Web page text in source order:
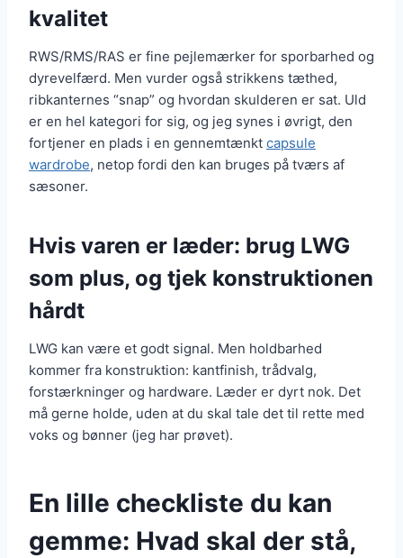
kvalitet
RWS/RMS/RAS er fine pejlemærker for sporbarhed og
dyrevelfærd. Men vurder også strikkens tæthed,
ribkanternes “snap” og hvordan skulderen er sat. Uld
er en hel kategori for sig, og jeg synes i øvrigt, den
fortjener en plads i en gennemtænkt capsule
wardrobe, netop fordi den kan bruges på tværs af
sæsoner.
Hvis varen er læder: brug LWG
som plus, og tjek konstruktionen
hårdt
LWG kan være et godt signal. Men holdbarhed
kommer fra konstruktion: kantfinish, trådvalg,
forstærkninger og hardware. Læder er dyrt nok. Det
må gerne holde, uden at du skal tale det til rette med
voks og bønner (jeg har prøvet).
En lille checkliste du kan
gemme: Hvad skal der stå,